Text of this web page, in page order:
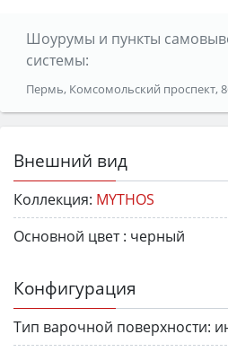
Шоурумы и пункты
системы:
Пермь, Комсомольский проспект,
Внешний вид
Коллекция: MYTHOS
Основной цвет : черный
Конфигурация
Тип варочной поверхности: